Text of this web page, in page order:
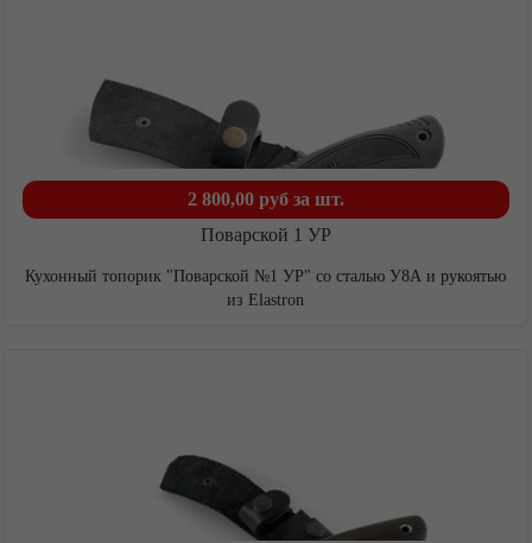
Контакты
2 800,00 руб за шт.
Поварской 1 УР
Кухонный топорик "Поварской №1 УР" со сталью У8А и рукоятью
из Elastron